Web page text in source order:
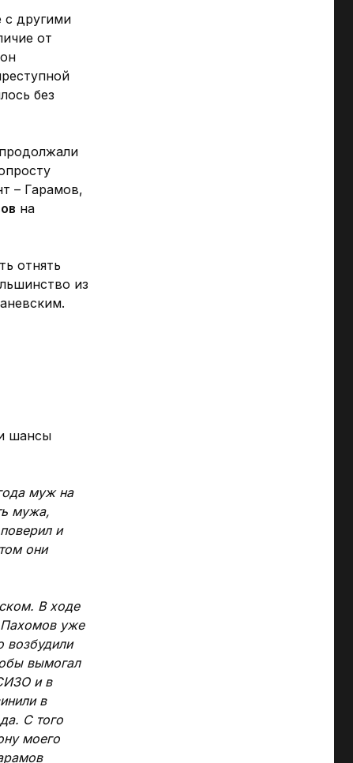
с другими
от
без
– Гарамов,
на
отнять
из
шансы
муж на
мужа,
и
они
В ходе
Пахомов уже
возбудили
вымогал
и в
в
С того
моего